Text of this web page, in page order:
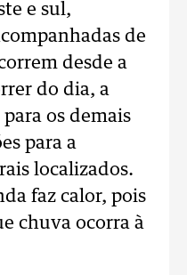
e sul,
de
desde a
do dia, a
os demais
para a
localizados.
faz calor, pois
chuva ocorra à